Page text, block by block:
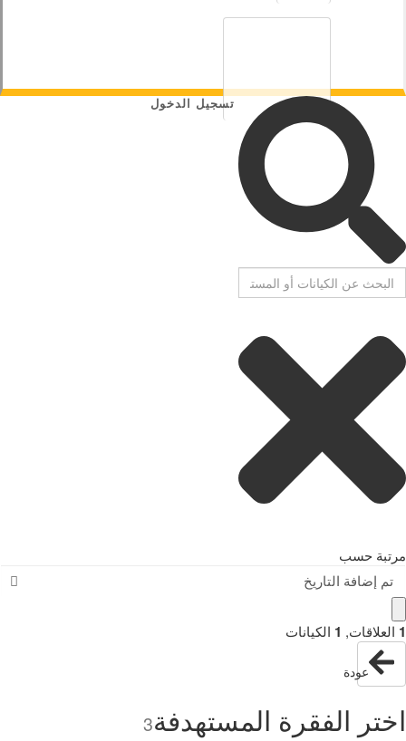
تسجيل الدخول
مرتبة حسب
تم إضافة التاريخ
1 العلاقات,
1 الكيانات
عودة
اختر الفقرة المستهدفة3